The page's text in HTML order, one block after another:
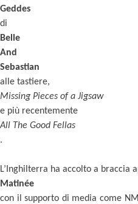
Geddes
di
Belle
And
Sebastian
alle tastiere,
Missing Pieces of a Jigsaw
e più recentemente
All The Good Fellas
.
L’Inghilterra ha accolto a braccia
Matinée
con il supporto di media come